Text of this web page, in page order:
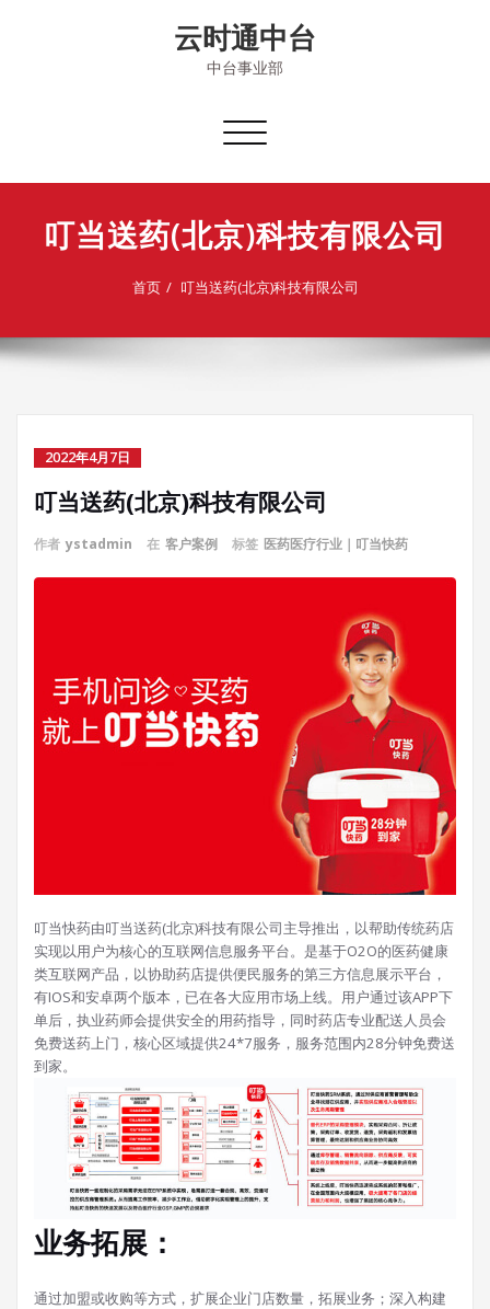
云时通中台
中台事业部
切
导
叮当送药(北京)科技有限公司
首页 叮当送药(北京)科技有限公司
2022年4月7日
叮当送药(北京)科技有限公司
作者 ystadmin 在 客户案例 标签 医药医疗行业｜叮当快药
叮当快药由叮当送药(北京)科技有限公司主导推出，以帮助传统药店
实现以用户为核心的互联网信息服务平台。是基于O2O的医药健康
类互联网产品，以协助药店提供便民服务的第三方信息展示平台，
有IOS和安卓两个版本，已在各大应用市场上线。用户通过该APP下
单后，执业药师会提供安全的用药指导，同时药店专业配送人员会
免费送药上门，核心区域提供24*7服务，服务范围内28分钟免费送
到家。
业务拓展：
通过加盟或收购等方式，扩展企业门店数量，拓展业务；深入构建